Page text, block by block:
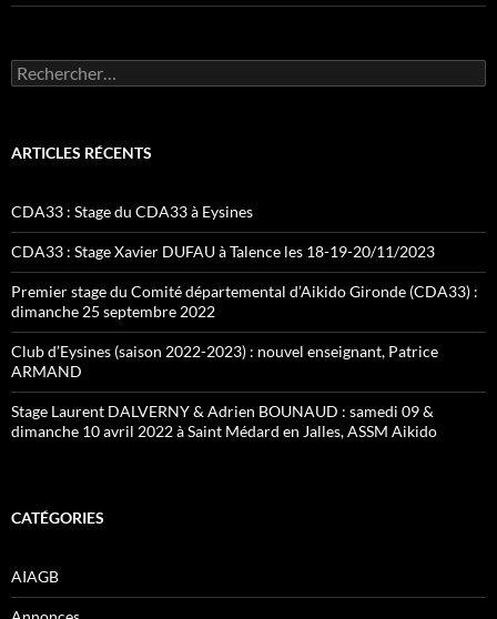
Rechercher :
ARTICLES RÉCENTS
CDA33 : Stage du CDA33 à Eysines
CDA33 : Stage Xavier DUFAU à Talence les 18-19-20/11/2023
Premier stage du Comité départemental d’Aikido Gironde (CDA33) :
dimanche 25 septembre 2022
Club d’Eysines (saison 2022-2023) : nouvel enseignant, Patrice
ARMAND
Stage Laurent DALVERNY & Adrien BOUNAUD : samedi 09 &
dimanche 10 avril 2022 à Saint Médard en Jalles, ASSM Aikido
CATÉGORIES
AIAGB